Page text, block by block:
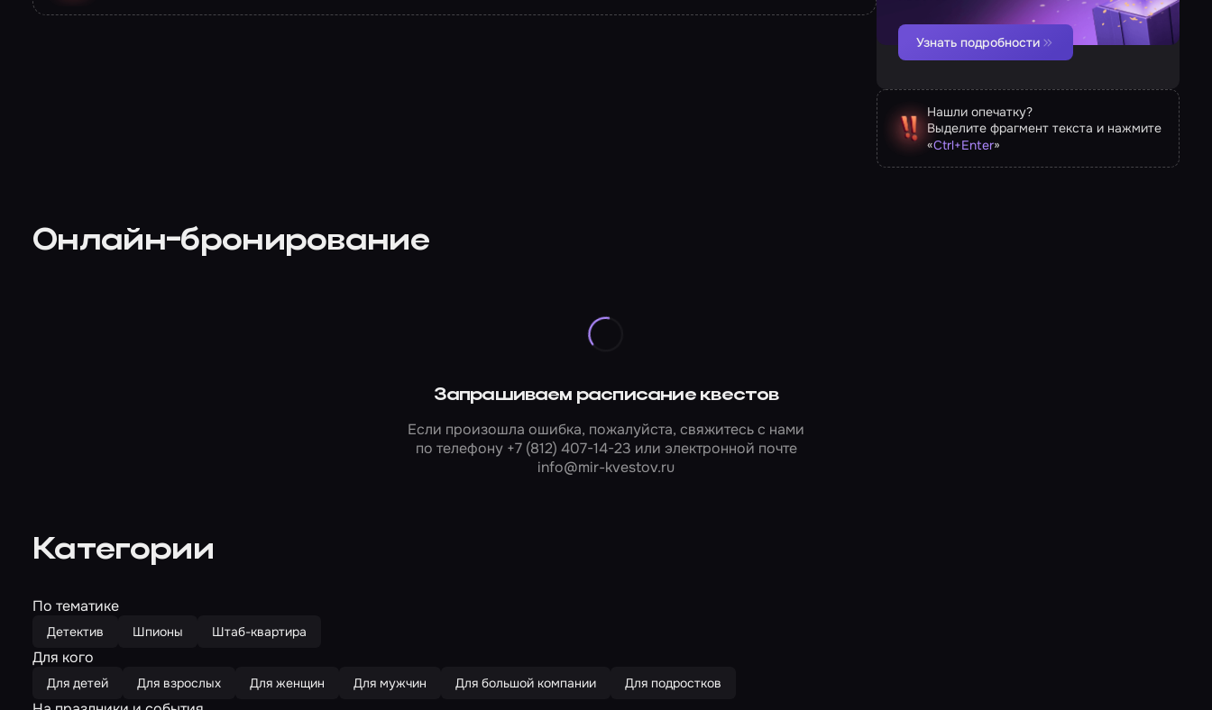
Узнать подробности
Нашли опечатку?
Выделите фрагмент текста и нажмите
«Ctrl+Enter»
Онлайн-бронирование
Запрашиваем расписание квестов
Если произошла ошибка, пожалуйста, свяжитесь с нами
по телефону +7 (812) 407-14-23 или электронной почте
info@mir-kvestov.ru
Категории
По тематике
Детектив Шпионы Штаб-квартира
Для кого
Для детей Для взрослых Для женщин Для мужчин Для большой компании Для подростков